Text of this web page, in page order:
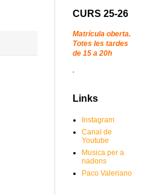
CURS 25-26
Matrícula oberta.
Totes les tardes
de 15 a 20h
.
Links
Instagram
Canal de
Youtube
Musica per a
nadons
Paco Valeriano